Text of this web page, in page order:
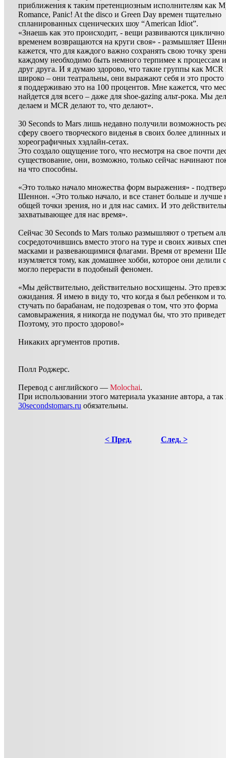
приближения к таким претенциозным исполнителям как
Romance, Panic! At the disco и Green Day времен тщательно
спланированных сценических шоу “American Idiot”.
«Знаешь как это происходит, - вещи развиваются циклично
временем возвращаются на круги своя» - размышляет
кажется, что для каждого важно сохранять свою точку
каждому необходимо быть немного терпимее к процессам
друг друга. И я думаю здорово, что такие группы как MCR
широко – они театральны, они выражают себя и это просто
я поддерживаю это на 100 процентов. Мне кажется, что
найдется для всего – даже для shoe-gazing альт-рока. Мы
делаем и MCR делают то, что делают».
30 Seconds to Mars лишь недавно получили возможность
сферу своего творческого виденья в своих более длинных и
хореографичных хэдлайн-сетах.
Это создало ощущение того, что несмотря на свое почти
существование, они, возможно, только сейчас начинают
на что способны.
«Это только начало множества форм выражения» -
Шеннон. «Это только начало, и все станет больше и лучше
общей точки зрения, но и для нас самих. И это
захватывающее для нас время».
Сейчас 30 Seconds to Mars только размышляют о третьем
сосредоточившись вместо этого на туре и своих живых
масками и развевающимися флагами. Время от времени
изумляется тому, как домашнее хобби, которое они делили
могло перерасти в подобный феномен.
«Мы действительно, действительно восхищены. Это
ожидания. Я имею в виду то, что когда я был ребенком и
стучать по барабанам, не подозревая о том, что это форма
самовыражения, я никогда не подумал бы, что это
Поэтому, это просто здорово!»
Никаких аргументов против.
Полл Роджерс.
Перевод с английского — Molochai.
При использовании этого материала указание автора, а
30secondstomars.ru обязательны.
< Пред. След. >